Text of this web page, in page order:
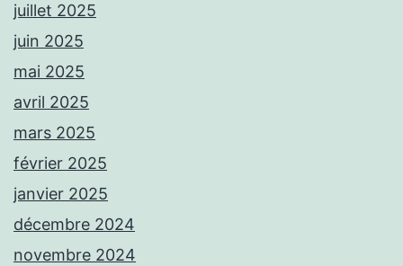
juillet 2025
juin 2025
mai 2025
avril 2025
mars 2025
février 2025
janvier 2025
décembre 2024
novembre 2024